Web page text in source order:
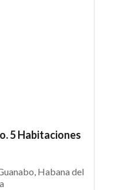
5 Habitaciones
Habana del